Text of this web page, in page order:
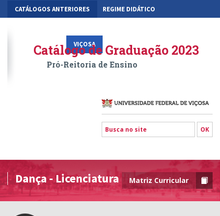
CATÁLOGOS ANTERIORES REGIME DIDÁTICO
VIÇOSA RIO PARANAÍBA FLORESTAL
Catálogo de Graduação 2023
Pró-Reitoria de Ensino
Dança - Licenciatura Matriz Curricular